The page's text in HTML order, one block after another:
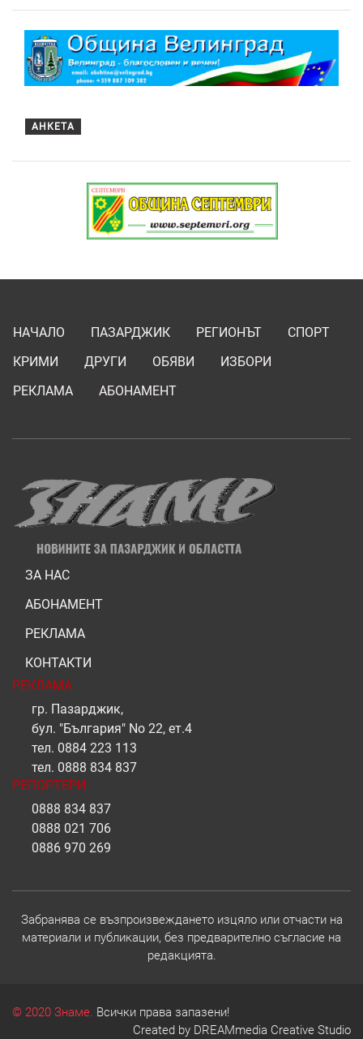
АНКЕТА
НАЧАЛО ПАЗАРДЖИК РЕГИОНЪТ
СПОРТ
КРИМИ
ДРУГИ ОБЯВИ
ИЗБОРИ
РЕКЛАМА
АБОНАМЕНТ
ЗА НАС
АБОНАМЕНТ
РЕКЛАМА
КОНТАКТИ
РЕКЛАМА
гр. Пазарджик,
бул. "България" No 22, ет.4
тел. 0884 223 113
тел. 0888 834 837
РЕПОРТЕРИ
0888 834 837
0888 021 706
0886 970 269
Забранява се възпроизвеждането изцяло или отчасти на
материали и публикации, без предварително съгласие на
редакцията.
© 2020 Знаме. Всички права запазени!
Created by DREAMmedia Creative Studio